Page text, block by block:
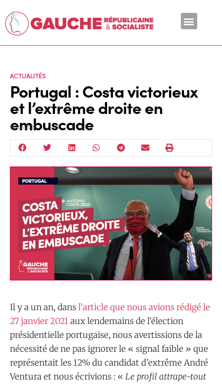
ACTUALITÉS
Portugal : Costa victorieux
et l’extrême droite en
embuscade
31 Jan 2022
Il y a un an, dansl’article que nous avions rédigé le
27 janvier 2021 aux lendemains de l’élection
présidentielle portugaise, nous avertissions de la
nécessité de ne pas ignorer le « signal faible » que
représentait les 12% du candidat d’extrême André
Ventura et nous écrivions : « Le profil attrape-tout